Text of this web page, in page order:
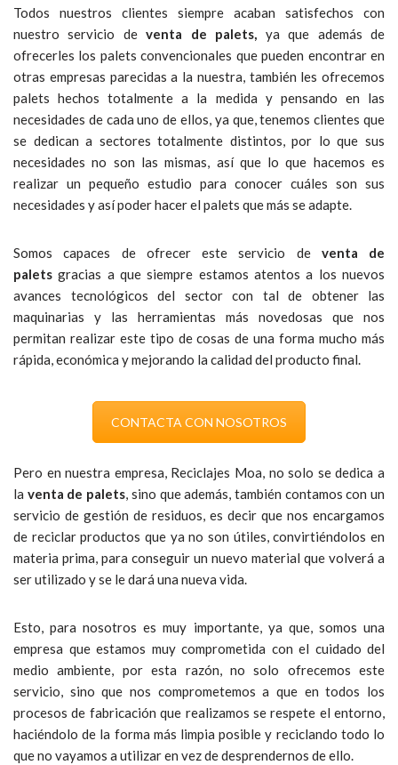
Todos nuestros clientes siempre acaban satisfechos con
nuestro servicio deventa de palets,
ya que además de
ofrecerles los palets convencionales que pueden encontrar en
otras empresas parecidas a la nuestra, también les ofrecemos
palets hechos totalmente a la medida y pensando en las
necesidades de cada uno de ellos, ya que, tenemos clientes que
se dedican a sectores totalmente distintos, por lo que sus
necesidades no son las mismas, así que lo que hacemos es
realizar un pequeño estudio para conocer cuáles son sus
necesidades y así poder hacer el palets que más se adapte.
Somos capaces de ofrecer este servicio deventa de
paletsgracias a que siempre estamos atentos a los nuevos
avances tecnológicos del sector con tal de obtener las
maquinarias y las herramientas más novedosas que nos
permitan realizar este tipo de cosas de una forma mucho más
rápida, económica y mejorando la calidad del producto final.
CONTACTA CON NOSOTROS
Pero en nuestra empresa, Reciclajes Moa, no solo se dedica a
la venta de palets, sino que además, también contamos con un
servicio de gestión de residuos, es decir que nos encargamos
de reciclar productos que ya no son útiles, convirtiéndolos en
materia prima, para conseguir un nuevo material que volverá a
ser utilizado y se le dará una nueva vida.
Esto, para nosotros es muy importante, ya que, somos una
empresa que estamos muy comprometida con el cuidado del
medio ambiente, por esta razón, no solo ofrecemos este
servicio, sino que nos comprometemos a que en todos los
procesos de fabricación que realizamos se respete el entorno,
haciéndolo de la forma más limpia posible y reciclando todo lo
que no vayamos a utilizar en vez de desprendernos de ello.